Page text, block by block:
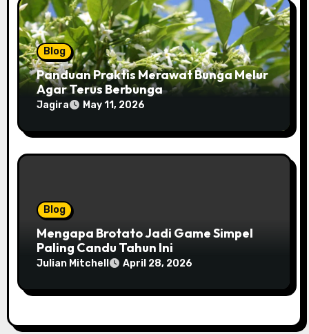
Blog
Panduan Praktis Merawat Bunga Melur
Agar Terus Berbunga
Jagira May 11, 2026
Blog
Mengapa Brotato Jadi Game Simpel
Paling Candu Tahun Ini
Julian Mitchell April 28, 2026